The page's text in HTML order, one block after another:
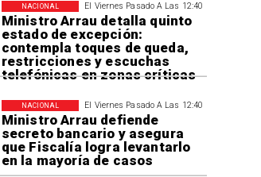
El Viernes Pasado A Las 12:40
Ministro Arrau detalla quinto
estado de excepción:
contempla toques de queda,
restricciones y escuchas
telefónicas en zonas críticas
NACIONAL
El Viernes Pasado A Las 12:40
Ministro Arrau defiende
secreto bancario y asegura
que Fiscalía logra levantarlo
en la mayoría de casos
NACIONAL